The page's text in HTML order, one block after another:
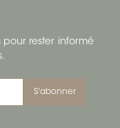
rester informé
S'abonner